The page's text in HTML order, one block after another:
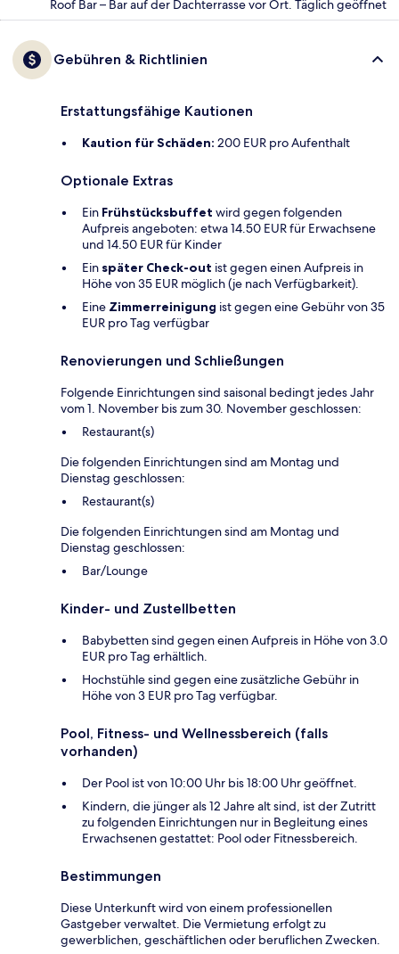
Roof Bar – Bar auf der Dachterrasse vor Ort. Täglich geöffnet
Gebühren & Richtlinien
Erstattungsfähige Kautionen
Kaution für Schäden: 200 EUR pro Aufenthalt
Optionale Extras
Ein Frühstücksbuffet wird gegen folgenden
Aufpreis angeboten: etwa 14.50 EUR für Erwachsene
und 14.50 EUR für Kinder
Ein später Check-out ist gegen einen Aufpreis in
Höhe von 35 EUR möglich (je nach Verfügbarkeit).
Eine Zimmerreinigung ist gegen eine Gebühr von 35
EUR pro Tag verfügbar
Renovierungen und Schließungen
Folgende Einrichtungen sind saisonal bedingt jedes Jahr
vom 1. November bis zum 30. November geschlossen:
Restaurant(s)
Die folgenden Einrichtungen sind am Montag und
Dienstag geschlossen:
Restaurant(s)
Die folgenden Einrichtungen sind am Montag und
Dienstag geschlossen:
Bar/Lounge
Kinder- und Zustellbetten
Babybetten sind gegen einen Aufpreis in Höhe von 3.0
EUR pro Tag erhältlich.
Hochstühle sind gegen eine zusätzliche Gebühr in
Höhe von 3 EUR pro Tag verfügbar.
Pool, Fitness- und Wellnessbereich (falls
vorhanden)
Der Pool ist von 10:00 Uhr bis 18:00 Uhr geöffnet.
Kindern, die jünger als 12 Jahre alt sind, ist der Zutritt
zu folgenden Einrichtungen nur in Begleitung eines
Erwachsenen gestattet: Pool oder Fitnessbereich.
Bestimmungen
Diese Unterkunft wird von einem professionellen
Gastgeber verwaltet. Die Vermietung erfolgt zu
gewerblichen, geschäftlichen oder beruflichen Zwecken.